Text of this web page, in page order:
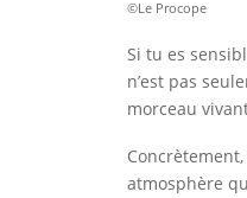
©Le Procope
Si tu es
n’est pas
morceau
atmosphère